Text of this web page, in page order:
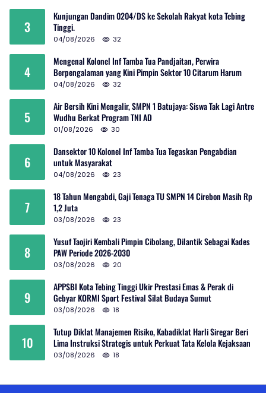
3
Kunjungan Dandim 0204/DS ke Sekolah Rakyat kota Tebing
Tinggi.
04/08/2026 32
4
Mengenal Kolonel Inf Tamba Tua Pandjaitan, Perwira
Berpengalaman yang Kini Pimpin Sektor 10 Citarum Harum
04/08/2026 32
5
Air Bersih Kini Mengalir, SMPN 1 Batujaya: Siswa Tak Lagi Antre
Wudhu Berkat Program TNI AD
01/08/2026 30
6
Dansektor 10 Kolonel Inf Tamba Tua Tegaskan Pengabdian
untuk Masyarakat
04/08/2026 23
7
18 Tahun Mengabdi, Gaji Tenaga TU SMPN 14 Cirebon Masih Rp
1,2 Juta
03/08/2026 23
8
Yusuf Taojiri Kembali Pimpin Cibolang, Dilantik Sebagai Kades
PAW Periode 2026-2030
03/08/2026 20
9
APPSBI Kota Tebing Tinggi Ukir Prestasi Emas & Perak di
Gebyar KORMI Sport Festival Silat Budaya Sumut
03/08/2026 18
10
Tutup Diklat Manajemen Risiko, Kabadiklat Harli Siregar Beri
Lima Instruksi Strategis untuk Perkuat Tata Kelola Kejaksaan
03/08/2026 18